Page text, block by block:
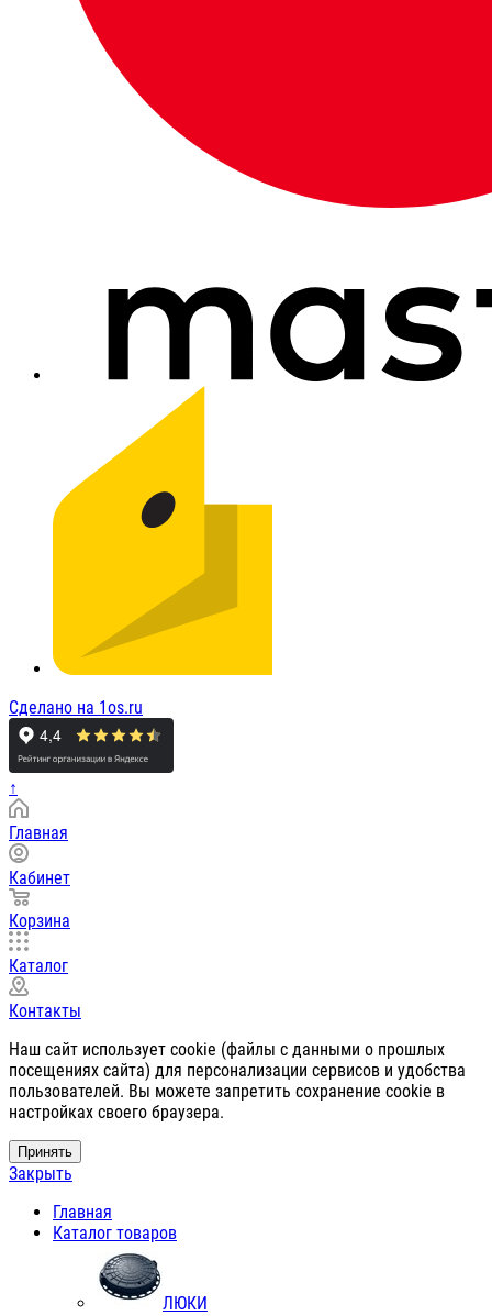
Сделано на 1os.ru
↑
Главная
Кабинет
Корзина
Каталог
Контакты
Наш сайт использует cookie (файлы с данными о прошлых
посещениях сайта) для персонализации сервисов и удобства
пользователей. Вы можете запретить сохранение cookie в
настройках своего браузера.
Принять
Закрыть
Главная
Каталог товаров
ЛЮКИ